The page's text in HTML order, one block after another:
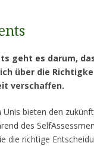
geht es darum,
über die
verschaffen.
bieten den
des
die richtige